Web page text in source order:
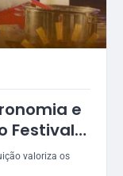
e
Festival
2026
valoriza os